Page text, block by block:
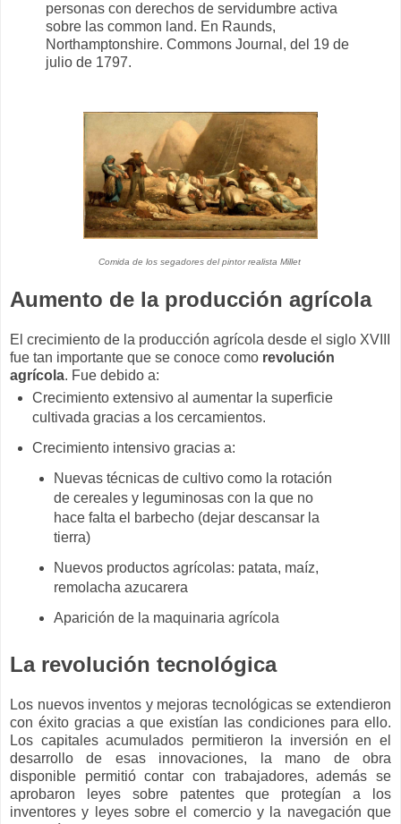
personas con derechos de servidumbre activa
sobre las common land. En Raunds,
Northamptonshire. Commons Journal, del 19 de
julio de 1797.
Comida de los segadores del pintor realista Millet
Aumento de la producción agrícola
El crecimiento de la producción agrícola desde el siglo XVIII
fue tan importante que se conoce como revolución
agrícola. Fue debido a:
Crecimiento extensivo al aumentar la superficie
cultivada gracias a los cercamientos.
Crecimiento intensivo gracias a:
Nuevas técnicas de cultivo como la rotación
de cereales y leguminosas con la que no
hace falta el barbecho (dejar descansar la
tierra)
Nuevos productos agrícolas: patata, maíz,
remolacha azucarera
Aparición de la maquinaria agrícola
La revolución tecnológica
Los nuevos inventos y mejoras tecnológicas se extendieron
con éxito gracias a que existían las condiciones para ello.
Los capitales acumulados permitieron la inversión en el
desarrollo de esas innovaciones, la mano de obra
disponible permitió contar con trabajadores, además se
aprobaron leyes sobre patentes que protegían a los
inventores y leyes sobre el comercio y la navegación que